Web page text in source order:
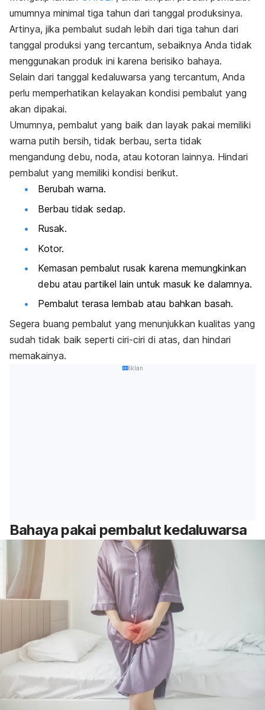
umumnya minimal tiga tahun dari tanggal produksinya.
Artinya, jika pembalut sudah lebih dari tiga tahun dari
tanggal produksi yang tercantum, sebaiknya Anda tidak
menggunakan produk ini karena berisiko bahaya.
Selain dari tanggal kedaluwarsa yang tercantum, Anda
perlu memperhatikan kelayakan kondisi pembalut yang
akan dipakai.
Umumnya, pembalut yang baik dan layak pakai memiliki
warna putih bersih, tidak berbau, serta tidak
mengandung debu, noda, atau kotoran lainnya. Hindari
pembalut yang memiliki kondisi berikut.
Berubah warna.
Berbau tidak sedap.
Rusak.
Kotor.
Kemasan pembalut rusak karena memungkinkan
debu atau partikel lain untuk masuk ke dalamnya.
Pembalut terasa lembab atau bahkan basah.
Segera buang pembalut yang menunjukkan kualitas yang
sudah tidak baik seperti ciri-ciri di atas, dan hindari
memakainya.
Iklan
Bahaya pakai pembalut kedaluwarsa